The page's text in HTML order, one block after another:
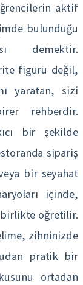
aktif
bulunduğu
demektir.
figürü değil,
yaratan, sizi
rehberdir.
bir şekilde
sipariş
bir seyahat
içinde,
birlikte öğretilir.
zihninizde
pratik bir
ortadan